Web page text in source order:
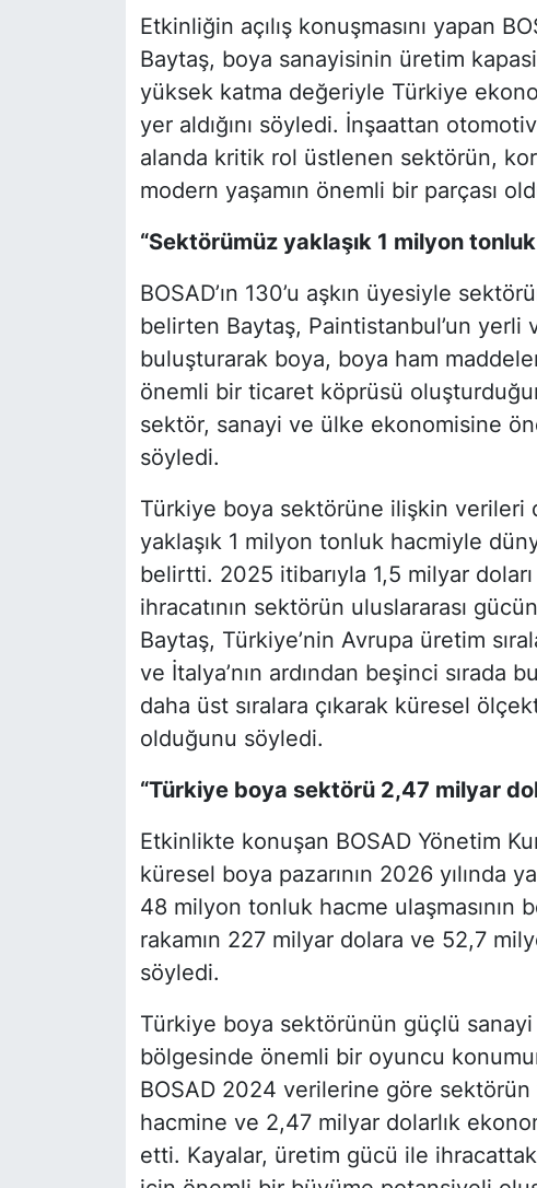
Etkinliğin açılış konuşmasını yapan
Baytaş, boya sanayisinin üretim
yüksek katma değeriyle Türkiye
yer aldığını söyledi. İnşaattan
alanda kritik rol üstlenen sektörün,
modern yaşamın önemli bir parçası
“Sektörümüz yaklaşık 1 milyon
BOSAD’ın 130’u aşkın üyesiyle
belirten Baytaş, Paintistanbul’un yerli
buluşturarak boya, boya ham
önemli bir ticaret köprüsü
sektör, sanayi ve ülke ekonomisine
söyledi.
Türkiye boya sektörüne ilişkin verileri
yaklaşık 1 milyon tonluk hacmiyle
belirtti. 2025 itibarıyla 1,5 milyar
ihracatının sektörün uluslararası
Baytaş, Türkiye’nin Avrupa üretim
ve İtalya’nın ardından beşinci
daha üst sıralara çıkarak küresel
olduğunu söyledi.
“Türkiye boya sektörü 2,47 milyar
Etkinlikte konuşan BOSAD Yönetim
küresel boya pazarının 2026 yılında
48 milyon tonluk hacme ulaşmasının
rakamın 227 milyar dolara ve 52,7
söyledi.
Türkiye boya sektörünün güçlü sanayi
bölgesinde önemli bir oyuncu
BOSAD 2024 verilerine göre
hacmine ve 2,47 milyar dolarlık
etti. Kayalar, üretim gücü ile